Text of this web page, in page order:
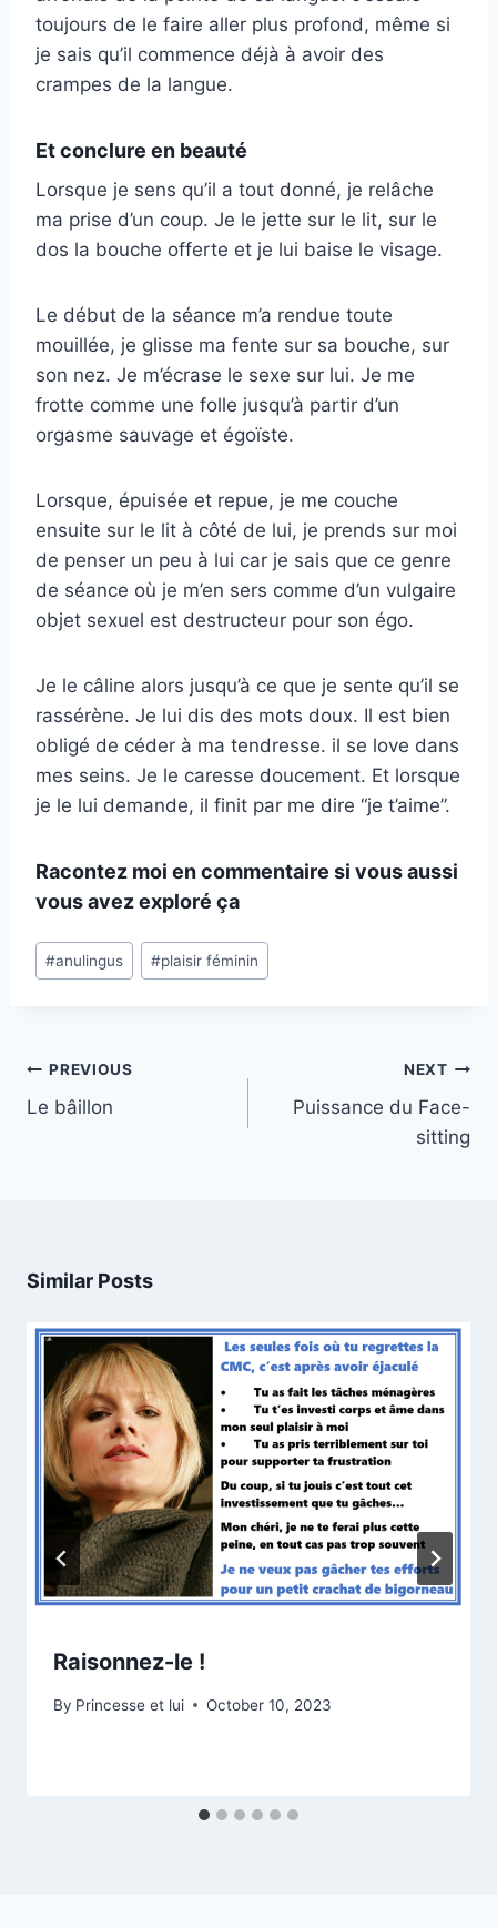
toujours de le faire aller plus profond, même si
je sais qu’il commence déjà à avoir des
crampes de la langue.
Et conclure en beauté
Lorsque je sens qu’il a tout donné, je relâche
ma prise d’un coup. Je le jette sur le lit, sur le
dos la bouche offerte et je lui baise le visage.
Le début de la séance m’a rendue toute
mouillée, je glisse ma fente sur sa bouche, sur
son nez. Je m’écrase le sexe sur lui. Je me
frotte comme une folle jusqu’à partir d’un
orgasme sauvage et égoïste.
Lorsque, épuisée et repue, je me couche
ensuite sur le lit à côté de lui, je prends sur moi
de penser un peu à lui car je sais que ce genre
de séance où je m’en sers comme d’un vulgaire
objet sexuel est destructeur pour son égo.
Je le câline alors jusqu’à ce que je sente qu’il se
rassérène. Je lui dis des mots doux. Il est bien
obligé de céder à ma tendresse. il se love dans
mes seins. Je le caresse doucement. Et lorsque
je le lui demande, il finit par me dire “je t’aime”.
Racontez moi en commentaire si vous aussi
vous avez exploré ça
Post
Tags:
#anulingus #plaisir féminin
Post
navigation
PREVIOUS
Le bâillon
NEXT
Puissance du Face-
sitting
Similar Posts
Raisonnez-le !
By Princesse et lui October 10, 2023